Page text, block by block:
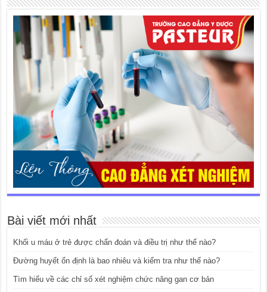
Bài viết mới nhất
Khối u máu ở trẻ được chẩn đoán và điều trị như thế nào?
Đường huyết ổn định là bao nhiêu và kiểm tra như thế nào?
Tìm hiểu về các chỉ số xét nghiệm chức năng gan cơ bản